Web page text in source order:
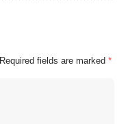
Required fields are marked *